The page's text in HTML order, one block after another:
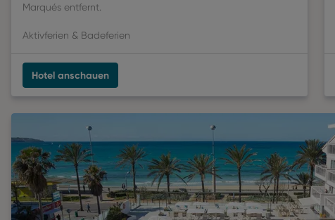
Marqués entfernt.
Aktivferien & Badeferien
Hotel anschauen